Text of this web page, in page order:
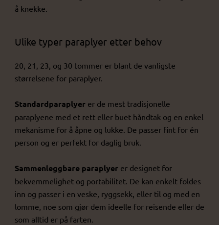
å knekke.
Ulike typer paraplyer etter behov
20, 21, 23, og 30 tommer er blant de vanligste
størrelsene for paraplyer.
Standardparaplyer er de mest tradisjonelle
paraplyene med et rett eller buet håndtak og en enkel
mekanisme for å åpne og lukke. De passer fint for én
person og er perfekt for daglig bruk.
Sammenleggbare paraplyer er designet for
bekvemmelighet og portabilitet. De kan enkelt foldes
inn og passer i en veske, ryggsekk, eller til og med en
lomme, noe som gjør dem ideelle for reisende eller de
som alltid er på farten.